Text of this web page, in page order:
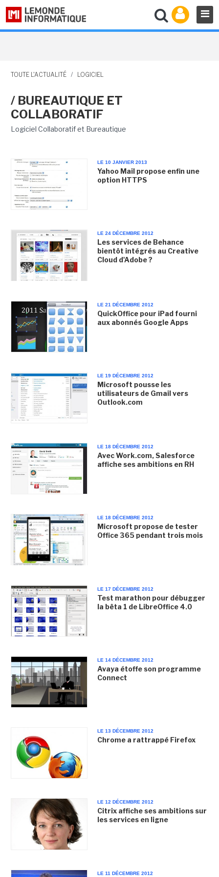
TOUTE L'ACTUALITÉ / LOGICIEL
/ BUREAUTIQUE ET
COLLABORATIF
Logiciel Collaboratif et Bureautique
LE 10 JANVIER 2013
Yahoo Mail propose enfin une
option HTTPS
LE 24 DÉCEMBRE 2012
Les services de Behance
bientôt intégrés au Creative
Cloud d'Adobe ?
LE 21 DÉCEMBRE 2012
QuickOffice pour iPad fourni
aux abonnés Google Apps
LE 19 DÉCEMBRE 2012
Microsoft pousse les
utilisateurs de Gmail vers
Outlook.com
LE 18 DÉCEMBRE 2012
Avec Work.com, Salesforce
affiche ses ambitions en RH
LE 18 DÉCEMBRE 2012
Microsoft propose de tester
Office 365 pendant trois mois
LE 17 DÉCEMBRE 2012
Test marathon pour débugger
la bêta 1 de LibreOffice 4.0
LE 14 DÉCEMBRE 2012
Avaya étoffe son programme
Connect
LE 13 DÉCEMBRE 2012
Chrome a rattrappé Firefox
LE 12 DÉCEMBRE 2012
Citrix affiche ses ambitions sur
les services en ligne
LE 11 DÉCEMBRE 2012